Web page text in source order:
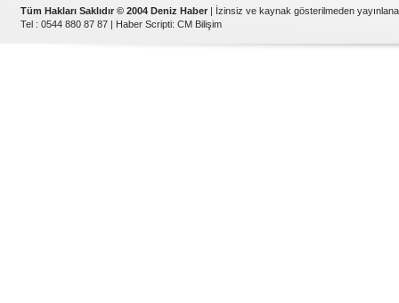
Tüm Hakları Saklıdır © 2004 Deniz Haber | İzinsiz ve kaynak gösterilmeden
Tel : 0544 880 87 87 | Haber Scripti: CM Bilişim